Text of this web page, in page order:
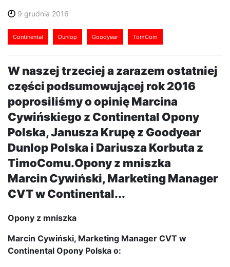
9 grudnia 2016
Continental Dunlop Goodyear TomCom
W naszej trzeciej a zarazem ostatniej
części podsumowującej rok 2016
poprosiliśmy o opinię Marcina
Cywińskiego z Continental Opony
Polska, Janusza Krupę z Goodyear
Dunlop Polska i Dariusza Korbuta z
TimoComu.Opony z mniszka
Marcin Cywiński, Marketing Manager
CVT w Continental...
Opony z mniszka
Marcin Cywiński, Marketing Manager CVT w
Continental Opony Polska o: